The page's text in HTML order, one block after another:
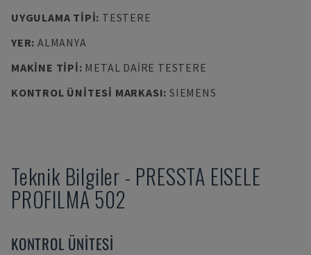
UYGULAMA TIPI: TESTERE
YER: ALMANYA
MAKINE TIPI: METAL DAIRE TESTERE
KONTROL ÜNITESI MARKASI: SIEMENS
Teknik Bilgiler - PRESSTA EISELE
PROFILMA 502
KONTROL ÜNITESI